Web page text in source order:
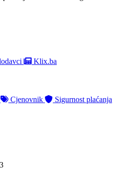
Klix.ba
Cjenovnik Sigurnost plaćanja